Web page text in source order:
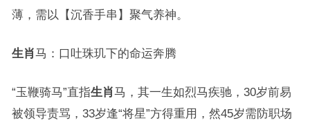
薄，需以【沉香手串】聚气养神。
生肖马：口吐珠玑下的命运奔腾
“玉鞭骑马”直指生肖马，其一生如烈马疾驰，30岁前易
被领导责骂，33岁逢“将星”方得重用，然45岁需防职场